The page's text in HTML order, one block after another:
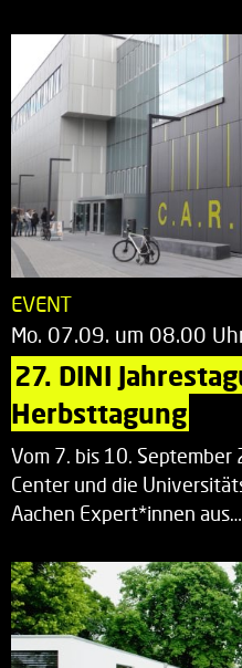
EVENT
Mo. 07.09. um 08.00
27. DINI
Herbsttagung
Vom 7. bis 10.
Center und die
Aachen Expert*innen aus…